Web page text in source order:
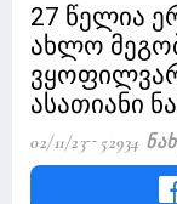
27 წელია
ახლო
ასათიანი
02/11/23 52934